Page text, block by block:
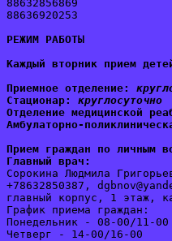
88632856869
88636920253
РЕЖИМ РАБОТЫ
Каждый вторник прием
Приемное отделение:
Стационар: круглосуточно
Отделение медицинской
Амбулаторно-
Прием граждан по личным
Главный врач:
Сорокина Людмила
+78632850387,
главный корпус, 1 этаж,
График приема граждан:
Понедельник - 08-00/11-00
Четверг - 14-00/16-00